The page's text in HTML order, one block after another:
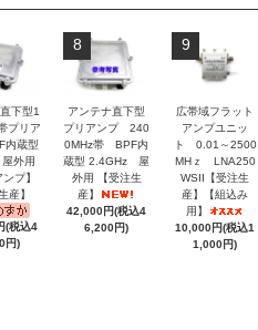
下型1
プリア
内蔵型
外用
ンプ】
産】
(税込4
円)
8
アンテナ直下型
プリアンプ 240
0MHz帯 BPF内
蔵型 2.4GHz 屋
外用 【受注生
産】
42,000円(税込4
6,200円)
9
広帯域フラット
アンプユニッ
ト 0.01～2500
MHｚ LNA250
WSII【受注生
産】【組込み
用】
10,000円(税込1
1,000円)